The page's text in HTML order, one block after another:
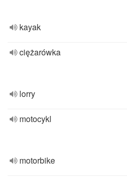
kayak
ciężarówka
lorry
motocykl
motorbike